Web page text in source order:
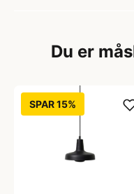
Du er
SPAR 15%